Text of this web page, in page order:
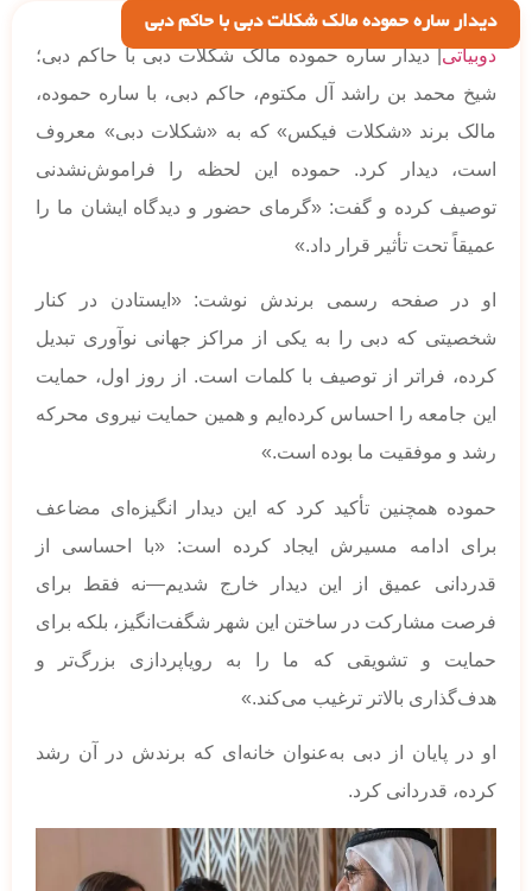
دیدار ساره حموده مالک شکلات دبی با حاکم دبی
دوبیاتی| دیدار ساره حموده مالک شکلات دبی با حاکم دبی؛
شیخ محمد بن راشد آل مکتوم، حاکم دبی، با ساره حموده،
مالک برند «شکلات فیکس» که به «شکلات دبی» معروف
است، دیدار کرد. حموده این لحظه را فراموش‌نشدنی
توصیف کرده و گفت: «گرمای حضور و دیدگاه ایشان ما را
عمیقاً تحت تأثیر قرار داد.»
او در صفحه رسمی برندش نوشت: «ایستادن در کنار
شخصیتی که دبی را به یکی از مراکز جهانی نوآوری تبدیل
کرده، فراتر از توصیف با کلمات است. از روز اول، حمایت
این جامعه را احساس کرده‌ایم و همین حمایت نیروی محرکه
رشد و موفقیت ما بوده است.»
حموده همچنین تأکید کرد که این دیدار انگیزه‌ای مضاعف
برای ادامه مسیرش ایجاد کرده است: «با احساسی از
قدردانی عمیق از این دیدار خارج شدیم—نه فقط برای
فرصت مشارکت در ساختن این شهر شگفت‌انگیز، بلکه برای
حمایت و تشویقی که ما را به رویاپردازی بزرگ‌تر و
هدف‌گذاری بالاتر ترغیب می‌کند.»
او در پایان از دبی به‌عنوان خانه‌ای که برندش در آن رشد
کرده، قدردانی کرد.